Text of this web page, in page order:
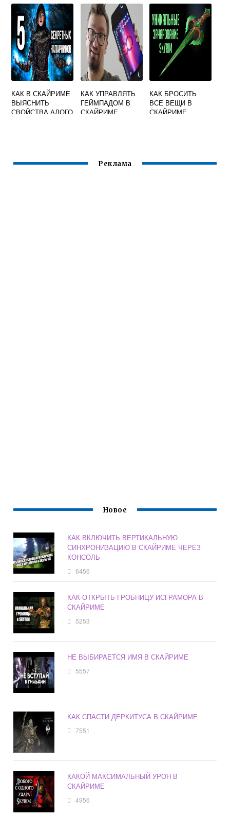
КАК В СКАЙРИМЕ
ВЫЯСНИТЬ
СВОЙСТВА АЛОГО
КАК УПРАВЛЯТЬ
ГЕЙМПАДОМ В
СКАЙРИМЕ
КАК БРОСИТЬ
ВСЕ ВЕЩИ В
СКАЙРИМЕ
Реклама
Новое
КАК ВКЛЮЧИТЬ ВЕРТИКАЛЬНУЮ
СИНХРОНИЗАЦИЮ В СКАЙРИМЕ ЧЕРЕЗ
КОНСОЛЬ
6456
КАК ОТКРЫТЬ ГРОБНИЦУ ИСГРАМОРА В
СКАЙРИМЕ
5253
НЕ ВЫБИРАЕТСЯ ИМЯ В СКАЙРИМЕ
5557
КАК СПАСТИ ДЕРКИТУСА В СКАЙРИМЕ
7551
КАКОЙ МАКСИМАЛЬНЫЙ УРОН В
СКАЙРИМЕ
4956